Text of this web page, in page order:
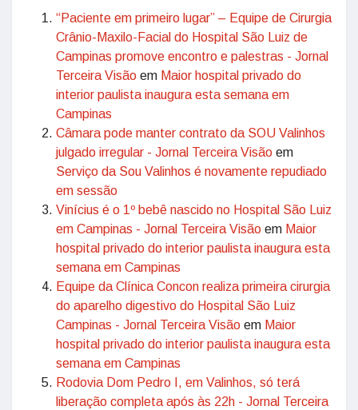
“Paciente em primeiro lugar” – Equipe de Cirurgia
Crânio-Maxilo-Facial do Hospital São Luiz de
Campinas promove encontro e palestras - Jornal
Terceira Visão em Maior hospital privado do
interior paulista inaugura esta semana em
Campinas
Câmara pode manter contrato da SOU Valinhos
julgado irregular - Jornal Terceira Visão em
Serviço da Sou Valinhos é novamente repudiado
em sessão
Vinícius é o 1º bebê nascido no Hospital São Luiz
em Campinas - Jornal Terceira Visão em Maior
hospital privado do interior paulista inaugura esta
semana em Campinas
Equipe da Clínica Concon realiza primeira cirurgia
do aparelho digestivo do Hospital São Luiz
Campinas - Jornal Terceira Visão em Maior
hospital privado do interior paulista inaugura esta
semana em Campinas
Rodovia Dom Pedro I, em Valinhos, só terá
liberação completa após às 22h - Jornal Terceira